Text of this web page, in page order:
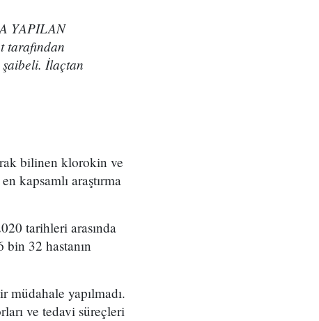
YAPILAN
şaibeli. İlaçtan
bilinen klorokin ve
kapsamlı araştırma
tarihleri arasında
bin 32 hastanın
müdahale yapılmadı.
ve tedavi süreçleri